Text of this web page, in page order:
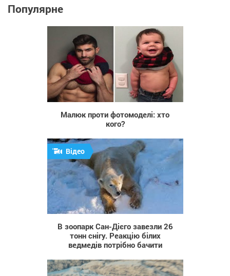
Популярне
469
Малюк проти фотомоделі: хто
кого?
Відео
В зоопарк Сан-Дієго завезли 26
тонн снігу. Реакцію білих
ведмедів потрібно бачити